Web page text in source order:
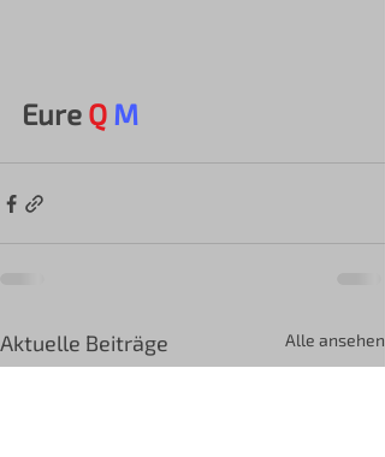
Eure Q M
Aktuelle Beiträge Alle ansehen